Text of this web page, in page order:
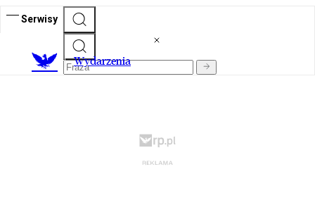
Serwisy
Wydarzenia